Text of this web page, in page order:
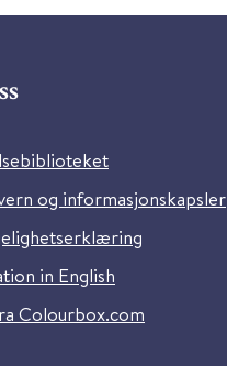
og informasjonskapsler
in English
Colourbox.com